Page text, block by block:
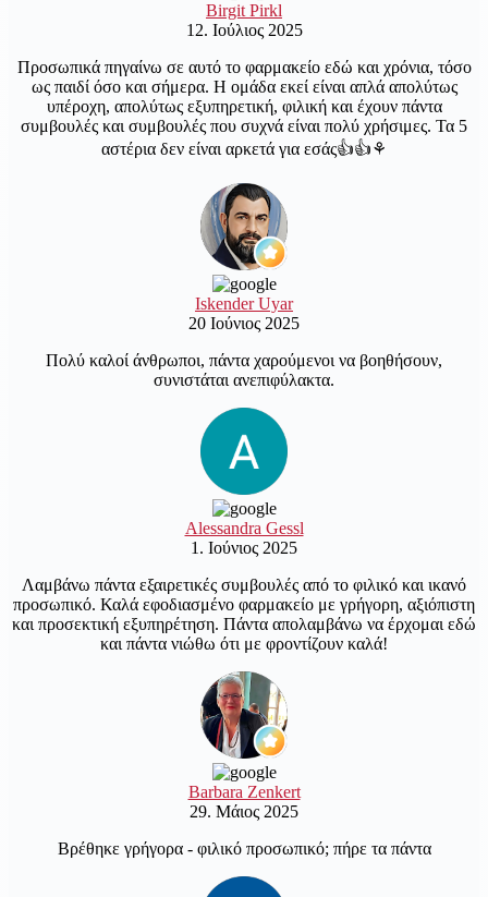
Birgit Pirkl
12. Ιούλιος 2025
Προσωπικά πηγαίνω σε αυτό το φαρμακείο εδώ και χρόνια, τόσο
ως παιδί όσο και σήμερα. Η ομάδα εκεί είναι απλά απολύτως
υπέροχη, απολύτως εξυπηρετική, φιλική και έχουν πάντα
συμβουλές και συμβουλές που συχνά είναι πολύ χρήσιμες. Τα 5
αστέρια δεν είναι αρκετά για εσάς👍👍⚘️
Iskender Uyar
20 Ιούνιος 2025
Πολύ καλοί άνθρωποι, πάντα χαρούμενοι να βοηθήσουν,
συνιστάται ανεπιφύλακτα.
Alessandra Gessl
1. Ιούνιος 2025
Λαμβάνω πάντα εξαιρετικές συμβουλές από το φιλικό και ικανό
προσωπικό. Καλά εφοδιασμένο φαρμακείο με γρήγορη, αξιόπιστη
και προσεκτική εξυπηρέτηση. Πάντα απολαμβάνω να έρχομαι εδώ
και πάντα νιώθω ότι με φροντίζουν καλά!
Barbara Zenkert
29. Μάιος 2025
Βρέθηκε γρήγορα - φιλικό προσωπικό; πήρε τα πάντα